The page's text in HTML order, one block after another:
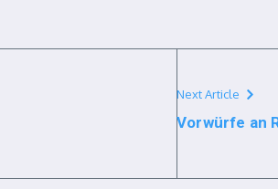
Next Article
Vorwürfe an